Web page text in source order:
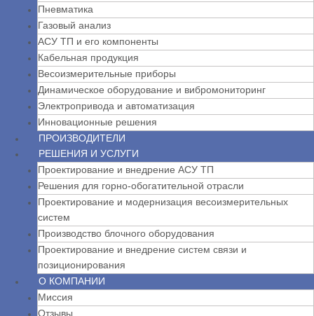
Пневматика
Газовый анализ
АСУ ТП и его компоненты
Кабельная продукция
Весоизмерительные приборы
Динамическое оборудование и вибромониторинг
Электропривода и автоматизация
Инновационные решения
ПРОИЗВОДИТЕЛИ
РЕШЕНИЯ И УСЛУГИ
Проектирование и внедрение АСУ ТП
Решения для горно-обогатительной отрасли
Проектирование и модернизация весоизмерительных
систем
Производство блочного оборудования
Проектирование и внедрение систем связи и
позиционирования
О КОМПАНИИ
Миссия
Отзывы